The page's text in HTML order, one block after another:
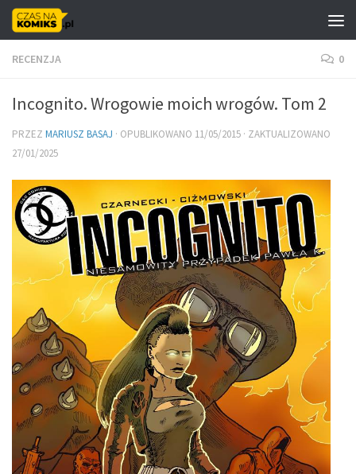
Skip to content
RECENZJA 0
Incognito. Wrogowie moich wrogów. Tom 2
PRZEZ MARIUSZ BASAJ · OPUBLIKOWANO 11/05/2015 · ZAKTUALIZOWANO
27/01/2025